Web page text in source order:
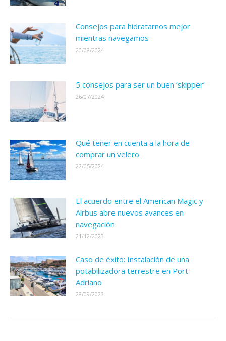
Consejos para hidratarnos mejor
mientras navegamos
20/08/2024
5 consejos para ser un buen ‘skipper’
26/07/2024
Qué tener en cuenta a la hora de
comprar un velero
22/05/2024
El acuerdo entre el American Magic y
Airbus abre nuevos avances en
navegación
21/12/2023
Caso de éxito: Instalación de una
potabilizadora terrestre en Port
Adriano
28/09/2023